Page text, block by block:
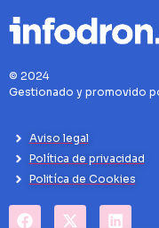
© 2024
Gestionado y promovido
Aviso legal
Política de privacidad
Politíca de Cookies